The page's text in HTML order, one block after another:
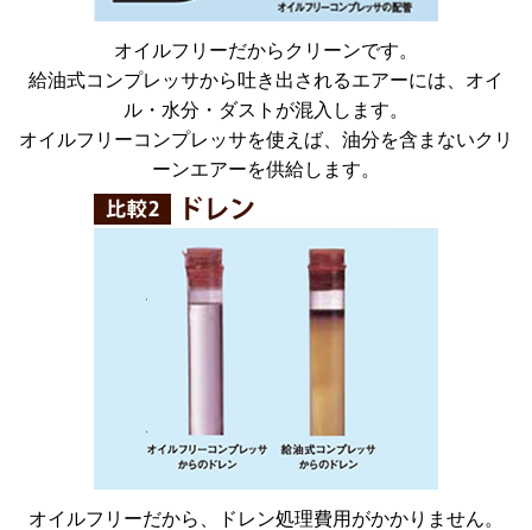
オイルフリーだからクリーンです。
給油式コンプレッサから吐き出されるエアーには、オイ
ル・水分・ダストが混入します。
オイルフリーコンプレッサを使えば、油分を含まないクリ
ーンエアーを供給します。
オイルフリーだから、ドレン処理費用がかかりません。